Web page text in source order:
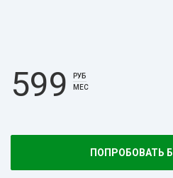
599
РУБ
МЕС
ПОПРОБОВАТЬ